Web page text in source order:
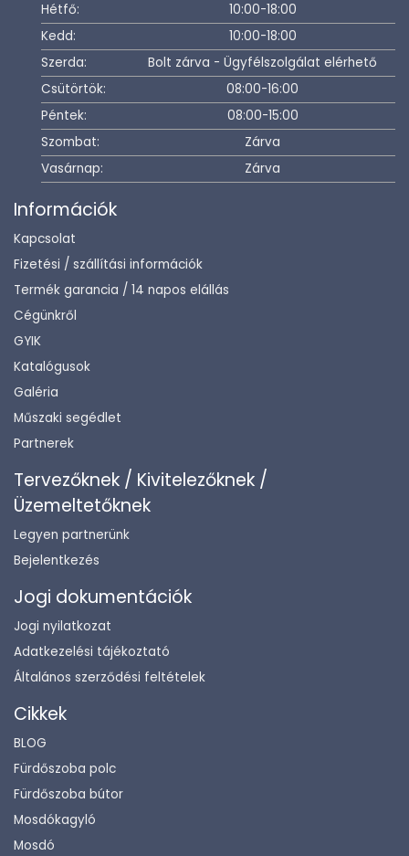
Hétfő:
10:00-18:00
Kedd:
10:00-18:00
Szerda:
Bolt zárva - Ügyfélszolgálat elérhető
Csütörtök:
08:00-16:00
Péntek:
08:00-15:00
Szombat:
Zárva
Vasárnap:
Zárva
Információk
Kapcsolat
Fizetési / szállítási információk
Termék garancia / 14 napos elállás
Cégünkről
GYIK
Katalógusok
Galéria
Műszaki segédlet
Partnerek
Tervezőknek / Kivitelezőknek /
Üzemeltetőknek
Legyen partnerünk
Bejelentkezés
Jogi dokumentációk
Jogi nyilatkozat
Adatkezelési tájékoztató
Általános szerződési feltételek
Cikkek
BLOG
Fürdőszoba polc
Fürdőszoba bútor
Mosdókagyló
Mosdó